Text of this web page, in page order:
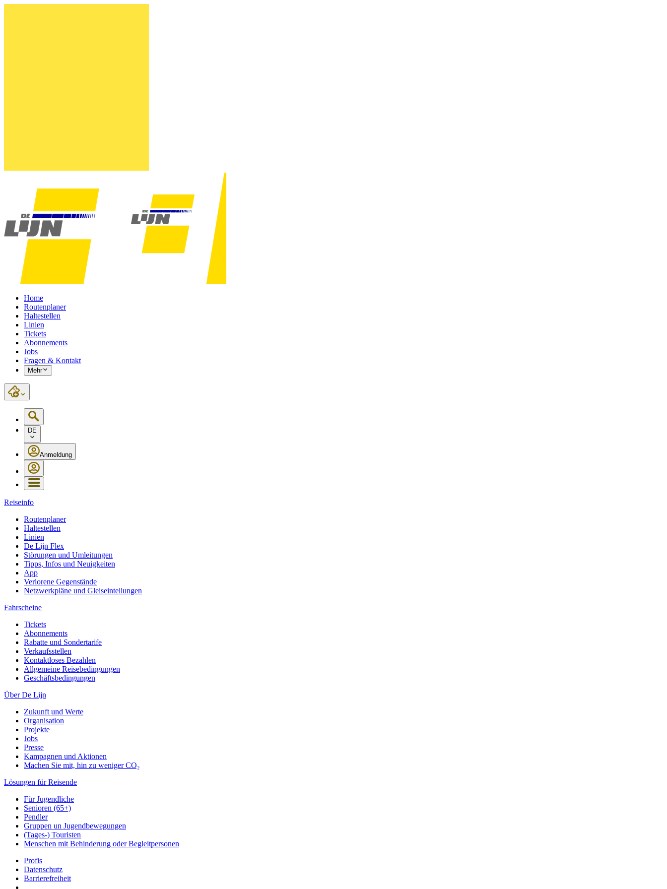
Home
Routenplaner
Haltestellen
Linien
Tickets
Abonnements
Jobs
Fragen & Kontakt
Mehr
DE
Anmeldung
Reiseinfo
Routenplaner
Haltestellen
Linien
De Lijn Flex
Störungen und Umleitungen
Tipps, Infos und Neuigkeiten
App
Verlorene Gegenstände
Netzwerkpläne und Gleiseinteilungen
Fahrscheine
Tickets
Abonnements
Rabatte und Sondertarife
Verkaufsstellen
Kontaktloses Bezahlen
Allgemeine Reisebedingungen
Geschäftsbedingungen
Über De Lijn
Zukunft und Werte
Organisation
Projekte
Jobs
Presse
Kampagnen und Aktionen
Machen Sie mit, hin zu weniger CO₂
Lösungen für Reisende
Für Jugendliche
Senioren (65+)
Pendler
Gruppen un Jugendbewegungen
(Tages-) Touristen
Menschen mit Behinderung oder Begleitpersonen
Profis
Datenschutz
Barrierefreiheit